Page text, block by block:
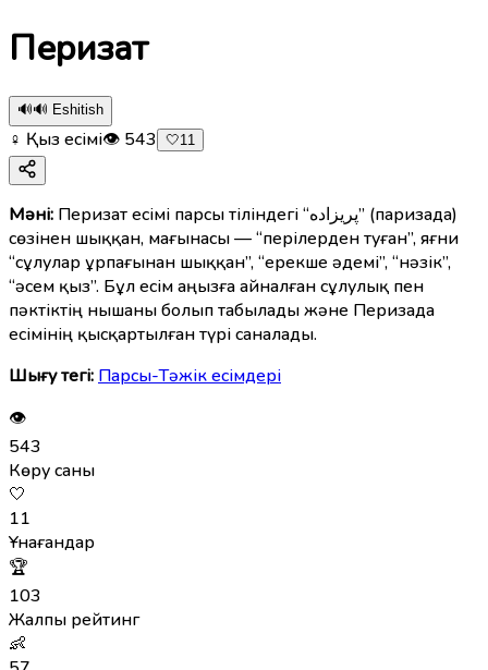
Перизат
🔊🔊 Eshitish
♀ Қыз есімі👁 543 🤍11
Мәні: Перизат есімі парсы тіліндегі “پریزاده” (паризада)
сөзінен шыққан, мағынасы — “перілерден туған”, яғни
“сұлулар ұрпағынан шыққан”, “ерекше әдемі”, “нәзік”,
“әсем қыз”. Бұл есім аңызға айналған сұлулық пен
пәктіктің нышаны болып табылады және Перизада
есімінің қысқартылған түрі саналады.
Шығу тегі: Парсы-Тәжік есімдері
👁
543
Көру саны
🤍
11
Ұнағандар
🏆
103
Жалпы рейтинг
👶